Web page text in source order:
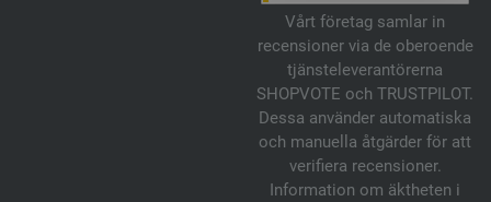
Vårt företag samlar in
recensioner via de oberoende
tjänsteleverantörerna
SHOPVOTE och TRUSTPILOT.
Dessa använder automatiska
och manuella åtgärder för att
verifiera recensioner.
Information om äktheten i